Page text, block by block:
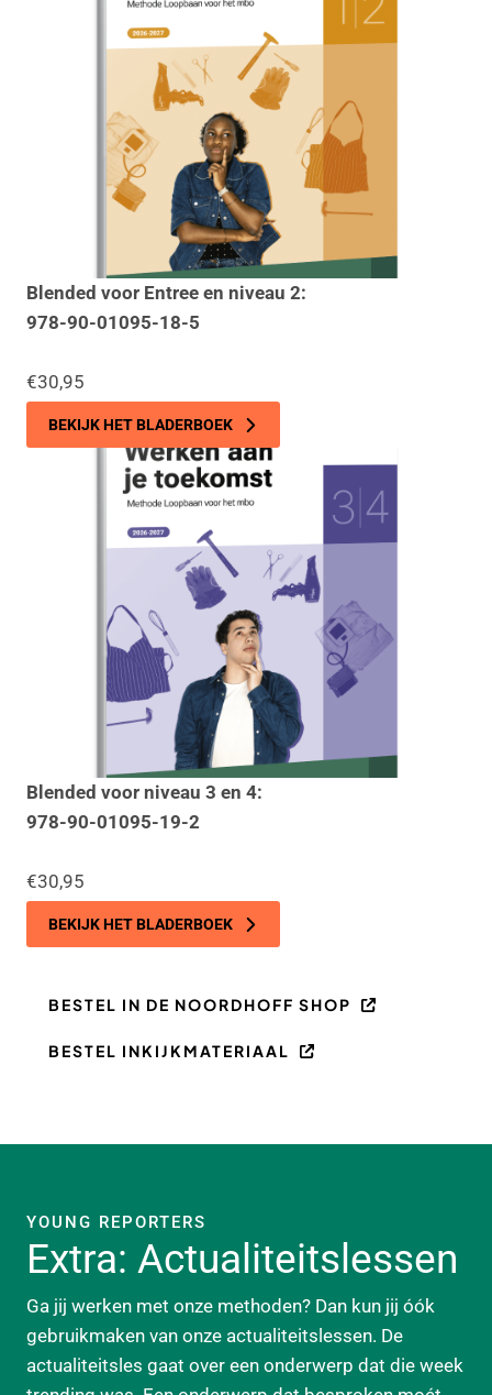
Blended voor Entree en niveau 2:
978-90-01095-18-5
€30,95
BEKIJK HET BLADERBOEK
Blended voor niveau 3 en 4:
978-90-01095-19-2
€30,95
BEKIJK HET BLADERBOEK
BESTEL IN DE NOORDHOFF SHOP
BESTEL INKIJKMATERIAAL
YOUNG REPORTERS
Extra: Actualiteitslessen
Ga jij werken met onze methoden? Dan kun jij óók
gebruikmaken van onze actualiteitslessen. De
actualiteitsles gaat over een onderwerp dat die week